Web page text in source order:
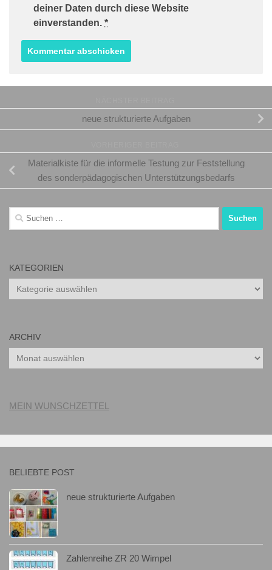
deiner Daten durch diese Website
einverstanden. *
neue strukturierte Aufgaben
Materialkiste für die informelle Testung zur Feststellung
des sonderpädagogischen Unterstützungsbedarfs
Suchen
nach:
KATEGORIEN
Kategorien
ARCHIV
Archiv
MEIN WUNSCHZETTEL
BELIEBTE POST
neue strukturierte Aufgaben
Zahlenreihe ZR 20 Wimpel